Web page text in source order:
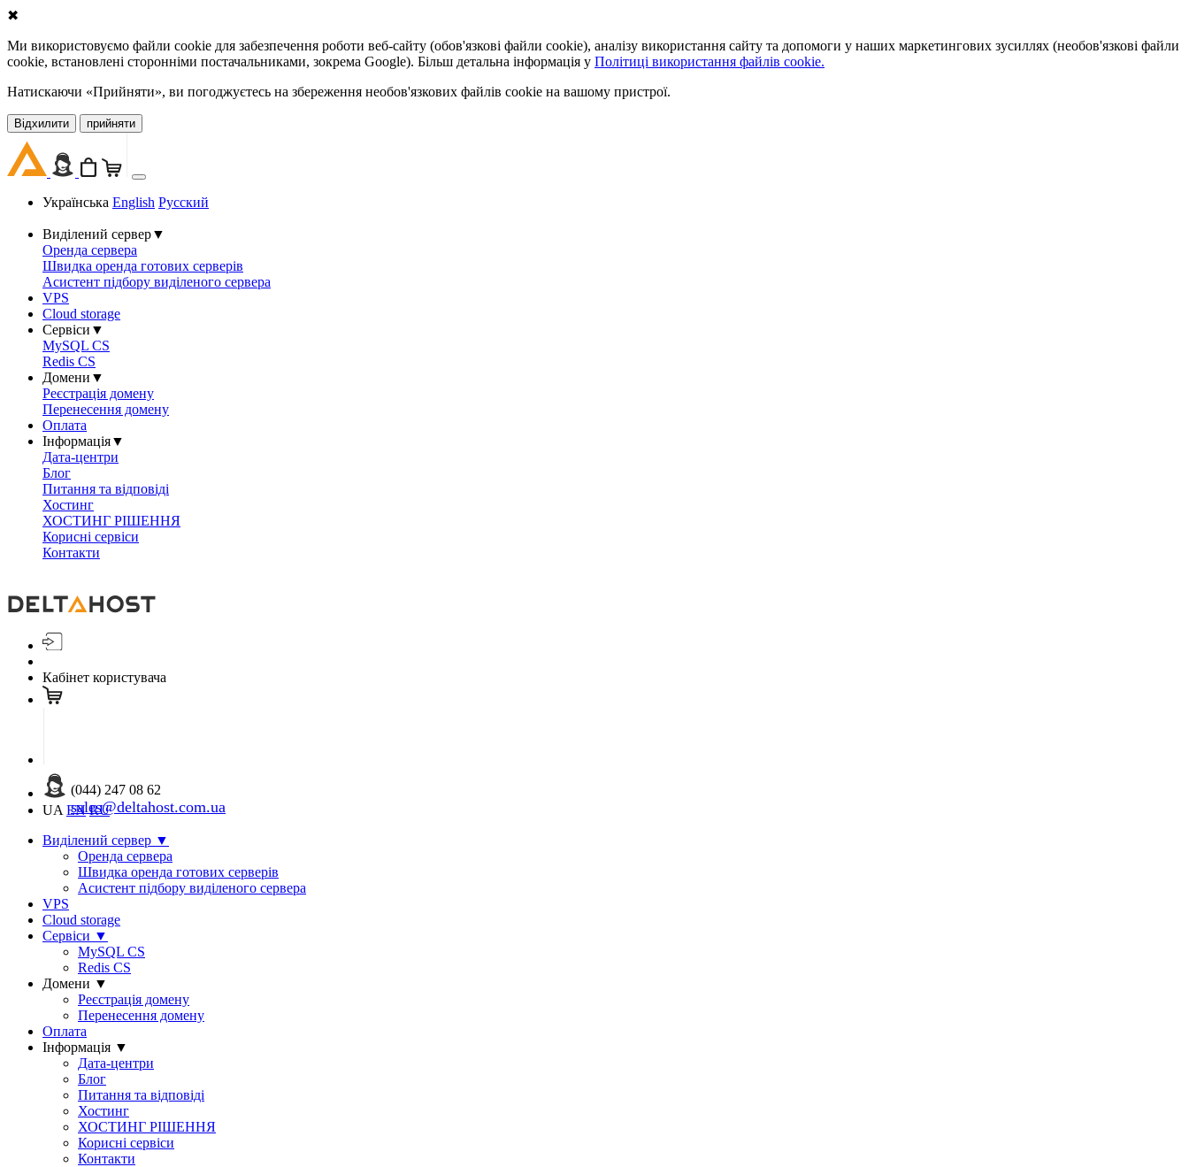
✖
Ми використовуємо файли cookie для забезпечення роботи веб-сайту (обов'язкові файли cookie), аналізу використання сайту та допомоги у наших маркетингових зусиллях (необов'язкові файли
cookie, встановлені сторонніми постачальниками, зокрема Google). Більш детальна інформація у Політиці використання файлів cookie.
Натискаючи «Прийняти», ви погоджуєтесь на збереження необов'язкових файлів cookie на вашому пристрої.
Відхилити прийняти
Українська English Русский
Виділений сервер▼
Оренда сервера
Швидка оренда готових серверів
Асистент підбору виділеного сервера
VPS
Cloud storage
Сервіси ▼
MySQL CS
Redis CS
Домени ▼
Реєстрація домену
Перенесення домену
Оплата
Інформація▼
Дата-центри
Блог
Питання та відповіді
Хостинг
ХОСТИНГ РІШЕННЯ
Корисні сервіси
Контакти
Кабінет користувача
(044) 247 08 62
sales@deltahost.com.ua
UA EN RU
Виділений сервер ▼
Оренда сервера
Швидка оренда готових серверів
Асистент підбору виділеного сервера
VPS
Cloud storage
Сервіси ▼
MySQL CS
Redis CS
Домени ▼
Реєстрація домену
Перенесення домену
Оплата
Інформація ▼
Дата-центри
Блог
Питання та відповіді
Хостинг
ХОСТИНГ РІШЕННЯ
Корисні сервіси
Контакти